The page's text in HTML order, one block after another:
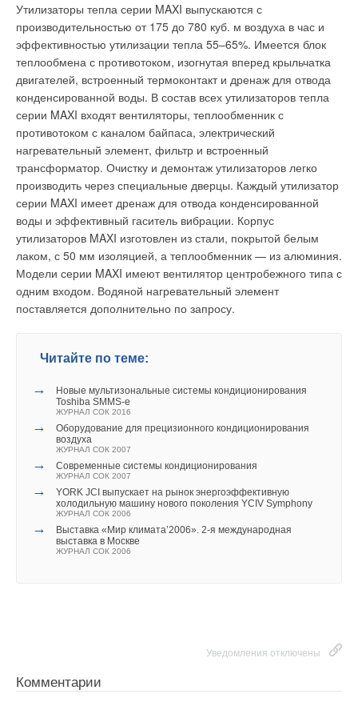
Утилизаторы тепла серии MAXI выпускаются с
производительностью от 175 до 780 куб. м воздуха в час и
эффективностью утилизации тепла 55–65%. Имеется блок
теплообмена с противотоком, изогнутая вперед крыльчатка
двигателей, встроенный термоконтакт и дренаж для отвода
конденсированной воды. В состав всех утилизаторов тепла
серии MAXI входят вентиляторы, теплообменник с
противотоком с каналом байпаса, электрический
нагревательный элемент, фильтр и встроенный
трансформатор. Очистку и демонтаж утилизаторов легко
производить через специальные дверцы. Каждый утилизатор
серии MAXI имеет дренаж для отвода конденсированной
воды и эффективный гаситель вибрации. Корпус
утилизаторов MAXI изготовлен из стали, покрытой белым
лаком, с 50 мм изоляцией, а теплообменник — из алюминия.
Модели серии MAXI имеют вентилятор центробежного типа с
одним входом. Водяной нагревательный элемент
поставляется дополнительно по запросу.
Читайте по теме:
→
Новые мультизональные системы кондиционирования
Toshiba SMMS-e
ЖУРНАЛ СОК 2016
→
Оборудование для прецизионного кондиционирования
воздуха
ЖУРНАЛ СОК 2007
→ Современные системы кондиционирования
ЖУРНАЛ СОК 2007
→
YORK JCI выпускает на рынок энергоэффективную
холодильную машину нового поколения YCIV Symphony
ЖУРНАЛ СОК 2006
→
Выставка «Мир климата’2006». 2-я международная
выставка в Москве
ЖУРНАЛ СОК 2006
Уведомления отключены
Комментарии
→ Пять гаджетов для тихого дома
ЖУРНАЛ СОК ИЮЛЬ 2020
Уведомления отключены
Комментарии
В этой теме еще нет комментариев
Добавить комментарий
Ваше имя *
Текст комментария